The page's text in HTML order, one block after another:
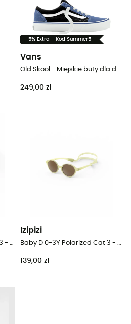
-5% Extra - Kod Summer5
Vans
Old Skool - Miejskie buty dla dzieci
249,00 zł
Child D 3-5Y Polarized Cat 3 - Okulary przeciwsłoneczne dla dzieci
Izipizi
Baby D 0-3Y Polarized Cat 3 - Okulary przeciwsłoneczne dla dzieci
139,00 zł